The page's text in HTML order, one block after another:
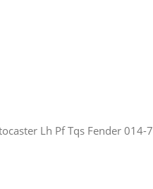
Lh Pf Tqs Fender 014-